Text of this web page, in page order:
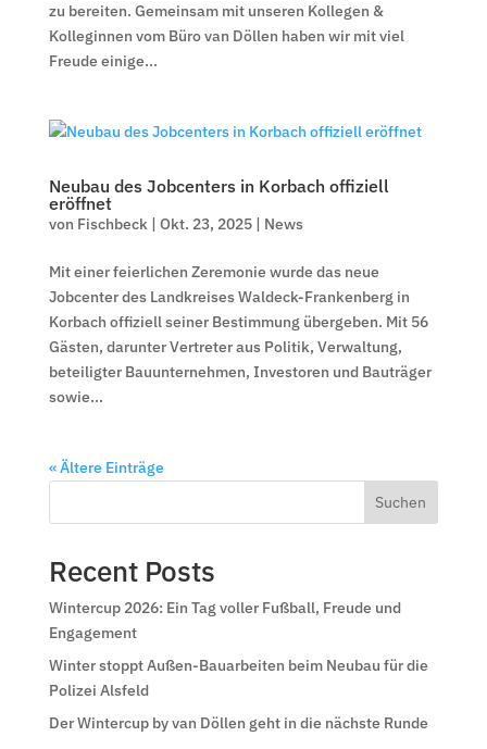
zu bereiten. Gemeinsam mit unseren Kollegen &
Kolleginnen vom Büro van Döllen haben wir mit viel
Freude einige...
Neubau des Jobcenters in Korbach offiziell
eröffnet
von Fischbeck| Okt. 23, 2025| News
Mit einer feierlichen Zeremonie wurde das neue
Jobcenter des Landkreises Waldeck-Frankenberg in
Korbach offiziell seiner Bestimmung übergeben. Mit 56
Gästen, darunter Vertreter aus Politik, Verwaltung,
beteiligter Bauunternehmen, Investoren und Bauträger
sowie...
« Ältere Einträge
Suchen
Recent Posts
Wintercup 2026: Ein Tag voller Fußball, Freude und
Engagement
Winter stoppt Außen-Bauarbeiten beim Neubau für die
Polizei Alsfeld
Der Wintercup by van Döllen geht in die nächste Runde